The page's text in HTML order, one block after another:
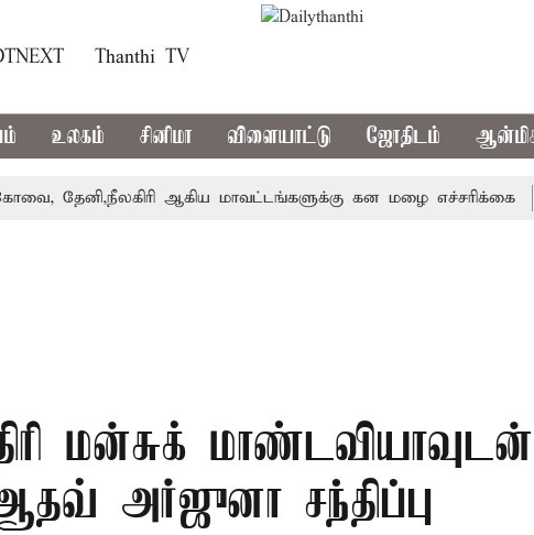
Thanthi TV
உலகம் சினிமா விளையாட்டு ஜோதிடம்
தேனி,நீலகிரி ஆகிய மாவட்டங்களுக்கு கன மழை எச்சரிக்கை
மன்சுக் மாண்டவியாவுடன்
அர்ஜுனா சந்திப்பு